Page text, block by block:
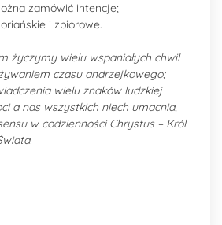
zamówić intencje;
i zbiorowe.
życzymy wielu wspaniałych chwil
czasu andrzejkowego;
wielu znaków ludzkiej
a nas wszystkich niech umacnia,
w codzienności Chrystus – Król